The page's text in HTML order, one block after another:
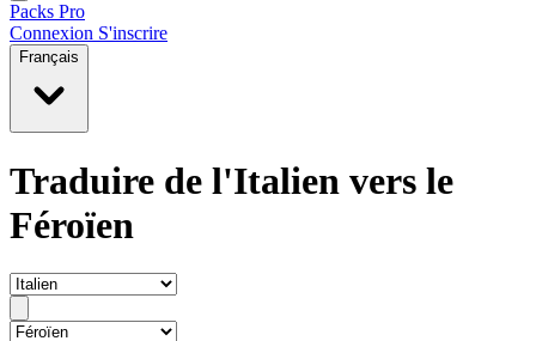
Packs Pro
Connexion S'inscrire
Français
Traduire de l'Italien vers le
Féroïen